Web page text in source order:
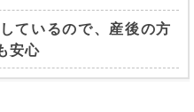
ているので、産後の方
安心